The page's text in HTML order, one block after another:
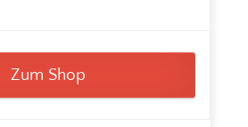
Zum Shop